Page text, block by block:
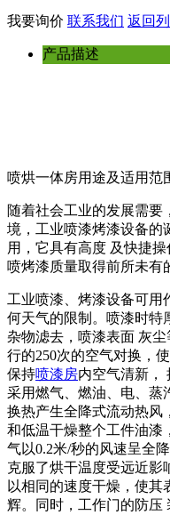
我要询价 联系我们 返回
产品描述
喷烘一体房用途及适用范
随着社会工业的发展需要
境，工业喷漆烤漆设备的
用，它具有高度 及快捷
喷烤漆质量取得前所未有
工业喷漆、烤漆设备可用
何天气的限制。喷漆时特
杂物滤去，喷漆表面 灰
行的250次的空气对换，
保持喷漆房内空气清新，
采用燃气、燃油、电、蒸
换热产生全降式流动热风
和低温干燥整个工件油漆
气以0.2米/秒的风速呈全
克服了烘干温度受远近影
以相同的速度干燥，使
辉。同时，工作门的防压